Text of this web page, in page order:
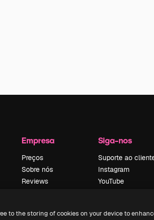
Empresa
Preços
Sobre nós
Reviews
pesquisa
Siga-nos
Suporte ao
Instagram
YouTube
Discord
to the storing of cookies on your device to